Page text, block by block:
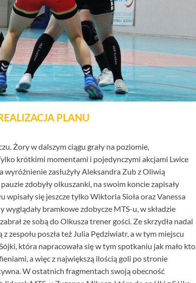
PLANU
Żory w dalszym ciągu grały na poziomie,
krótkimi momentami i pojedynczymi akcjami Lwice
zasłużyły Aleksandra Zub z Oliwią
zdobyły olkuszanki, na swoim koncie zapisały
się jeszcze tylko Wiktoria Sioła oraz Vanessa
bramkowe zdobycze MTS-u, w składzie
ze sobą do Olkusza trener gości. Ze skrzydła nadal
zespołu poszła też Julia Pędziwiatr, a w tym miejscu
która napracowała się w tym spotkaniu jak mało kto,
a więc z największą ilością goli po stronie
W ostatnich fragmentach swoją obecność